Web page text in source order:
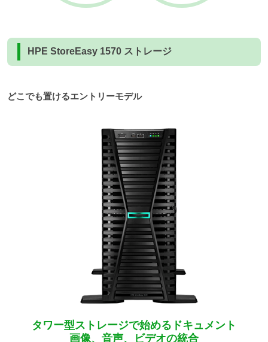
HPE StoreEasy 1570 ストレージ
どこでも置けるエントリーモデル
タワー型ストレージで始めるドキュメント
画像、音声、ビデオの統合